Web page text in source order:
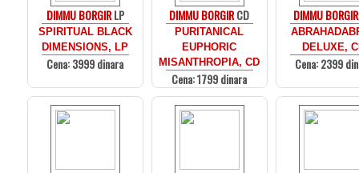
DIMMU BORGIRLP
SPIRITUAL BLACK
DIMENSIONS, LP
Cena: 3999 dinara
DIMMU BORGIRCD
PURITANICAL
EUPHORIC
MISANTHROPIA, CD
Cena: 1799 dinara
DIMMU BORGIR
DELUXE,
Cena: 2399